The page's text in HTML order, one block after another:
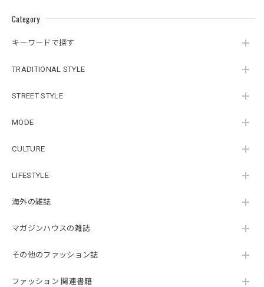
Category
キーワードで探す
TRADITIONAL STYLE
STREET STYLE
MODE
CULTURE
LIFESTYLE
海外の雑誌
マガジンハウスの雑誌
その他のファッション誌
ファッション 関連書籍